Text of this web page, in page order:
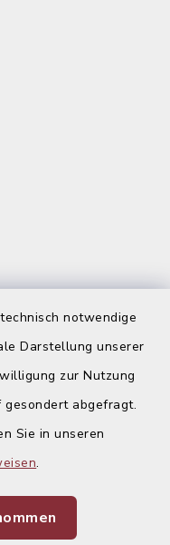
notwendige
Darstellung unserer
zur Nutzung
abgefragt.
Sie in unseren
.